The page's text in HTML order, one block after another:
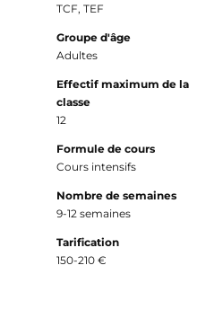
TCF, TEF
Groupe d'âge
Adultes
Effectif maximum de la
classe
12
Formule de cours
Cours intensifs
Nombre de semaines
9-12 semaines
Tarification
150-210 €